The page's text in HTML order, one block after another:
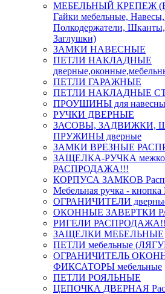
МЕБЕЛЬНЫЙ КРЕПЕЖ
Гайки мебельные,
Полкодержатели,
Заглушки)
ЗАМКИ НАВЕСНЫЕ
ПЕТЛИ НАКЛАДНЫЕ
ПЕТЛИ ГАРАЖНЫЕ
ПЕТЛИ НАКЛАДНЫЕ
ПРОУШИНЫ для
РУЧКИ ДВЕРНЫЕ
ЗАСОВЫ, ЗАДВИЖКИ,
ПРУЖИНЫ дверные
ЗАМКИ ВРЕЗНЫЕ
ЗАЩЕЛКА-РУЧКА
РАСПРОДАЖА!!!
КОРПУСА ЗАМКОВ
Мебельная ручка -
ОГРАНИЧИТЕЛИ
ОКОННЫЕ ЗАВЕРТКИ
РИГЕЛИ
ЗАЩЕЛКИ МЕБЕЛЬНЫЕ
ПЕТЛИ мебельные
ОГРАНИЧИТЕЛЬ
ФИКСАТОРЫ мебельные
ПЕТЛИ РОЯЛЬНЫЕ
ЦЕПОЧКА ДВЕРНАЯ